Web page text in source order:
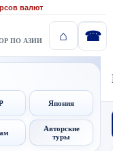
валют
ПО АЗИИ
Япония
Авторские
туры